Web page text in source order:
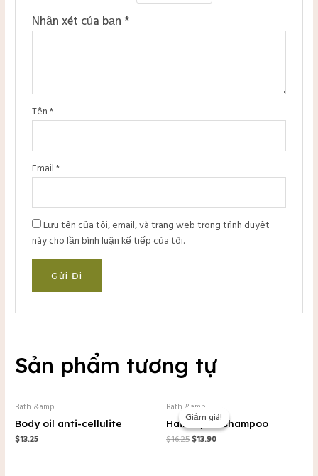
Nhận xét của bạn*
Tên*
Email*
Lưu tên của tôi, email, và trang web trong trình duyệt
này cho lần bình luận kế tiếp của tôi.
Sản phẩm tương tự
Bath &amp
Body oil anti-cellulite
$13.25
Giảm giá!
Giảm giá!
Bath &amp
Hair repair shampoo
$16.25
gốc
là:
$16.25.
$13.90
hiện
tại
là:
$13.90.